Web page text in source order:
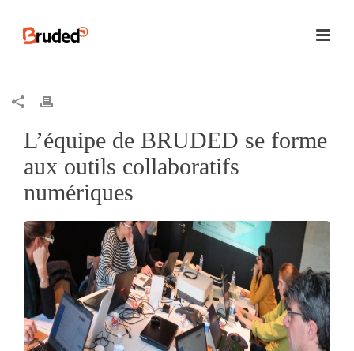
L’équipe de BRUDED se forme
aux outils collaboratifs
numériques